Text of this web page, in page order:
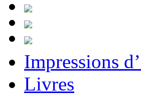
Impressions
Livres